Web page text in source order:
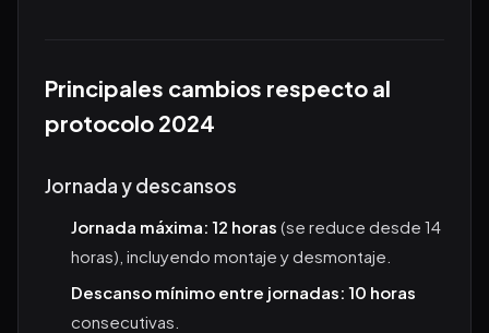
Principales cambios respecto al
protocolo 2024
Jornada y descansos
Jornada máxima: 12 horas (se reduce desde 14
horas), incluyendo montaje y desmontaje.
Descanso mínimo entre jornadas: 10 horas
consecutivas.